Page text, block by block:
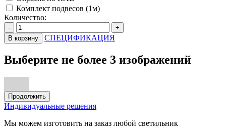
Комплект подвесов (1м)
Количество:
-
+
В корзину
СПЕЦИФИКАЦИЯ
Выберите не более 3 изображений
Продолжить
Индивидуальные решения
Мы можем изготовить на заказ любой светильник